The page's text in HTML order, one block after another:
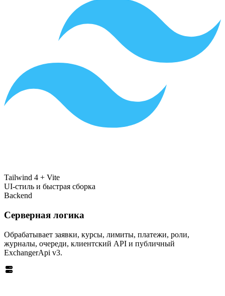
Tailwind 4 + Vite
UI-стиль и быстрая сборка
Backend
Серверная логика
Обрабатывает заявки, курсы, лимиты, платежи, роли,
журналы, очереди, клиентский API и публичный
ExchangerApi v3.